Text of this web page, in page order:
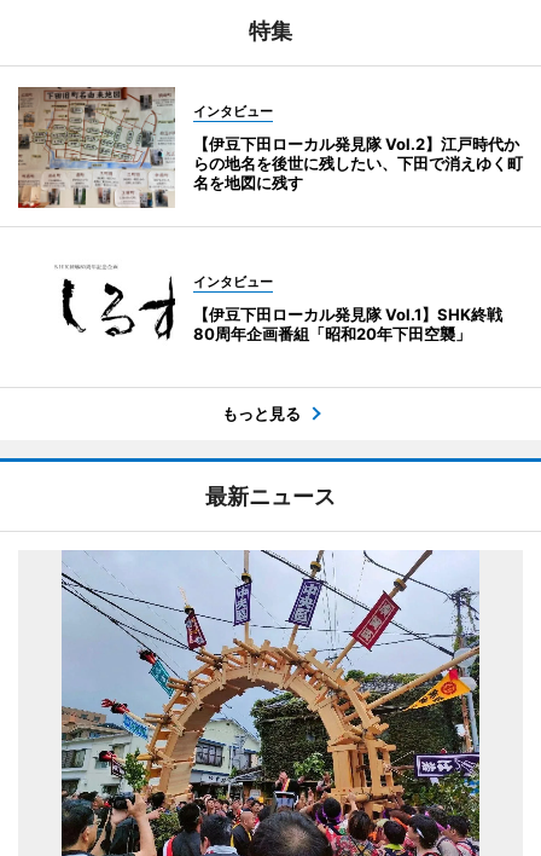
特集
インタビュー
【伊豆下田ローカル発見隊 Vol.2】江戸時代か
らの地名を後世に残したい、下田で消えゆく町
名を地図に残す
インタビュー
【伊豆下田ローカル発見隊 Vol.1】SHK終戦
80周年企画番組「昭和20年下田空襲」
もっと見る
最新ニュース